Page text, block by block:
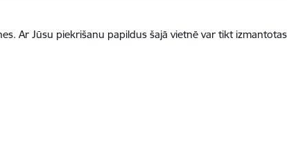
Ar Jūsu piekrišanu papildus šajā vietnē var tikt